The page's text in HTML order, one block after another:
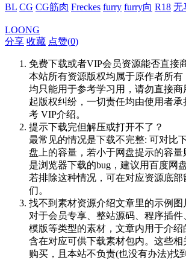
BL CG CG筋肉 Freckes furry furry向 R18 无
LOONG
分享 收藏 点赞(0)
免费下载或者VIP会员资源能否直接
本站所有资源版权均属于原作者所
均只能用于参考学习用，请勿直接商
起版权纠纷，一切责任均由使用者
考 VIP介绍。
提示下载完但解压或打开不了？
最常见的情况是下载不完整: 可对比
盘上的容量，若小于网盘提示的容
是浏览器下载的bug，建议用百度网
若排除这种情况，可在对应资源底
们。
找不到素材资源介绍文章里的示例图
对于会员专享、整站源码、程序插
模版等类型的素材，文章内用于介
含在对应可供下载素材包内。这些
购买，且本站不负责(也没有办法)找